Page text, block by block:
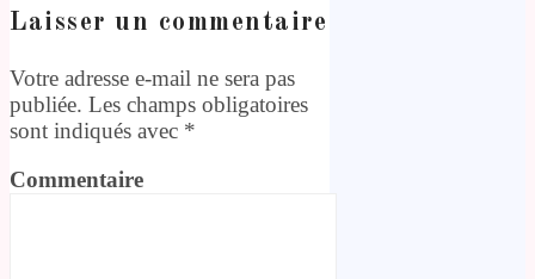
Laisser un commentaire
Votre adresse e-mail ne sera pas
publiée. Les champs obligatoires
sont indiqués avec *
Commentaire